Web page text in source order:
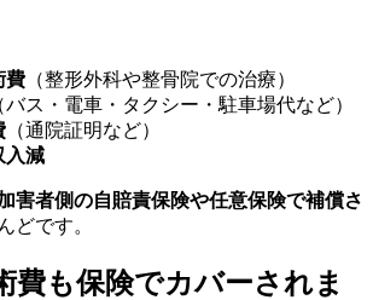
費 （整形外科や整骨院での治療）
バス・電車・タクシー・駐車場代など）
（通院証明など）
入減
害者側の自賠責保険や任意保険で補償さ
どです。
費も保険でカバーされま